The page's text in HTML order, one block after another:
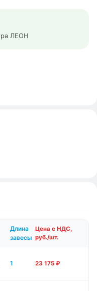
ЛЕОН
Длина
завесы
Цена с НДС,
руб./шт.
1 23 175 ₽